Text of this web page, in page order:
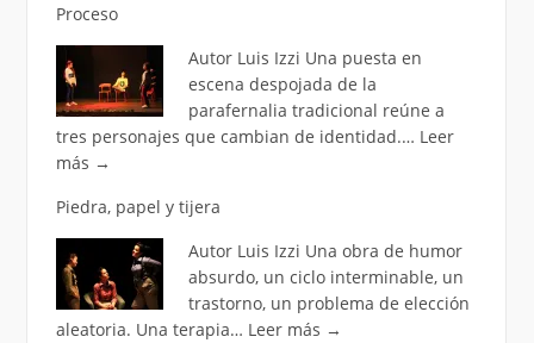
Proceso
Autor Luis Izzi Una puesta en
escena despojada de la
parafernalia tradicional reúne a
tres personajes que cambian de identidad.… Leer
más →
Piedra, papel y tijera
Autor Luis Izzi Una obra de humor
absurdo, un ciclo interminable, un
trastorno, un problema de elección
aleatoria. Una terapia… Leer más →